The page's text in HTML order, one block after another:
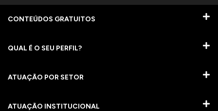
CONTEÚDOS GRATUITOS
QUAL É O SEU PERFIL?
ATUAÇÃO POR SETOR
ATUAÇÃO INSTITUCIONAL